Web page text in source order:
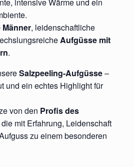
, leidenschaftliche
Aufgüsse mit
.
Salzpeeling-Aufgüsse–
und ein echtes Highlight für
von den Profis des
die mit Erfahrung, Leidenschaft
zu einem besonderen